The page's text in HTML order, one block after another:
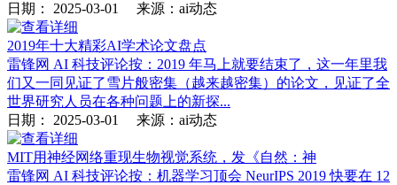
日期： 2025-03-01 来源：ai动态
2019年十大精彩AI学术论文盘点
雷锋网 AI 科技评论按：2019 年马上就要结束了，这一年里我
们又一同见证了雪片般密集（越来越密集）的论文，见证了全
世界研究人员在各种问题上的新探...
日期： 2025-03-01 来源：ai动态
MIT用神经网络重现生物视觉系统，发《自然：神
雷锋网 AI 科技评论按：机器学习顶会 NeurIPS 2019 快要在 12